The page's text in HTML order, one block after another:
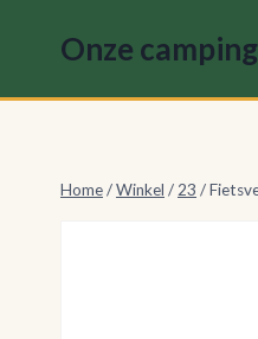
Onze camping
Home/Winkel / 23 /